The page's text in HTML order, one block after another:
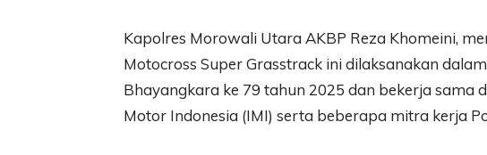
Kapolres Morowali Utara AKBP Reza Khomeini,
Motocross Super Grasstrack ini dilaksanakan
Bhayangkara ke 79 tahun 2025 dan bekerja sama
Motor Indonesia (IMI) serta beberapa mitra kerja